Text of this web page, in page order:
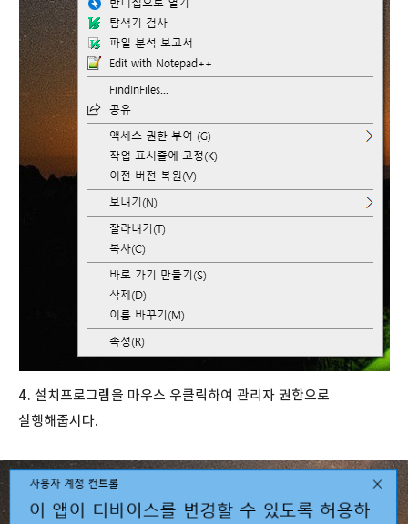
4. 설치프로그램을 마우스 우클릭하여 관리자 권한으로
실행해줍시다.